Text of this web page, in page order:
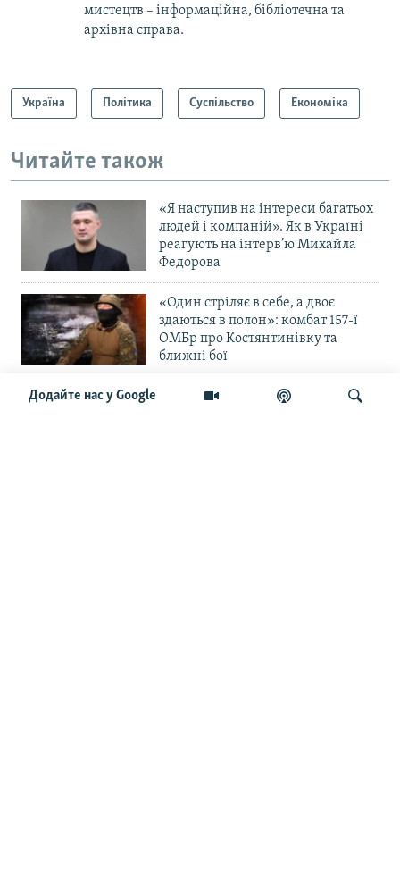
Додайте нас у Google
мистецтв – інформаційна, бібліотечна та
архівна справа.
Україна Політика Суспільство Економіка
Читайте також
«Я наступив на інтереси багатьох
людей і компаній». Як в Україні
реагують на інтерв’ю Михайла
Федорова
«Один стріляє в себе, а двоє
здаються в полон»: комбат 157-ї
ОМБр про Костянтинівку та
ближні бої
«Повільне прогризання». Армія